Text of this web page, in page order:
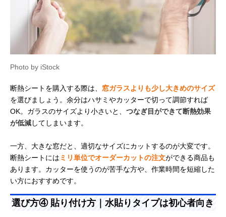
Photo by iStock
断熱シートを購入する際は、 窓ガラスよりも少し大きめのサイズ
を選びましょう。余分はハサミやカッターで切って調節すれば
OK。ガラスのサイズより小さいと、 つなぎ目ができて断熱効果
が低減してしまいます。
一方、大きな窓だと、適切なサイズにカットするのが大変です。
断熱シートには ミリ単位でオーダーカットの注文ができる商品も
あります。カッターを使うのが苦手な方や、作業時間を短縮した
い方におすすめです。
選び方④ 貼り付け方｜水貼りタイプは初心者向き